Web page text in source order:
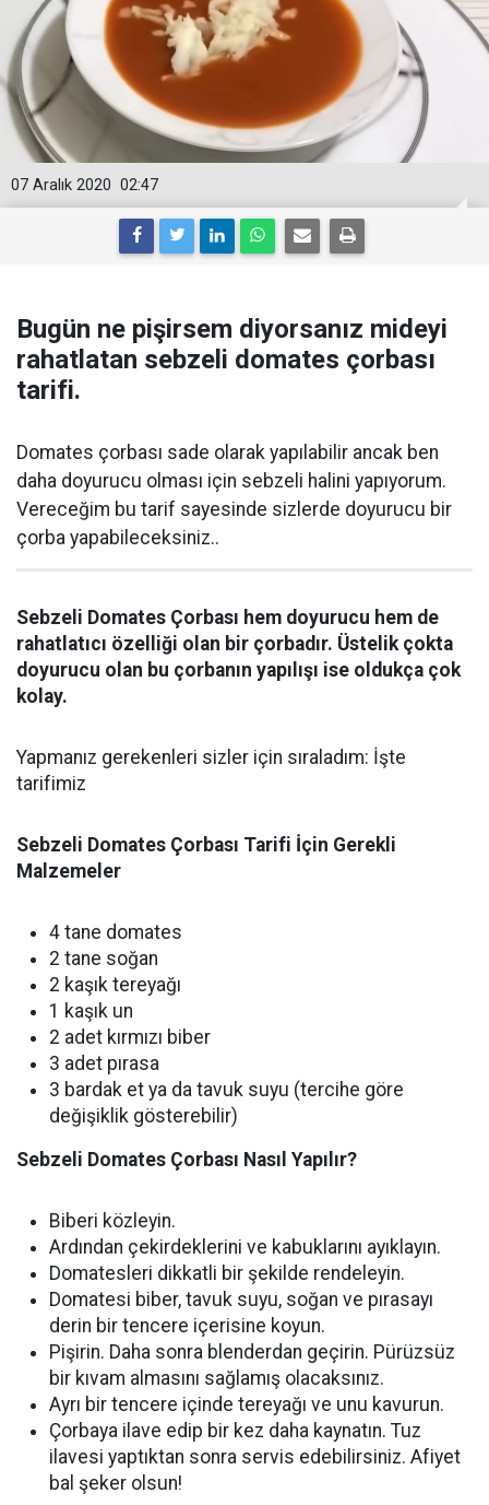
02:47
07 Aralık 2020
Bugün ne pişirsem diyorsanız mideyi
rahatlatan sebzeli domates çorbası
tarifi.
Domates çorbası sade olarak yapılabilir ancak ben
daha doyurucu olması için sebzeli halini yapıyorum.
Vereceğim bu tarif sayesinde sizlerde doyurucu bir
çorba yapabileceksiniz..
Sebzeli Domates Çorbası hem doyurucu hem de
rahatlatıcı özelliği olan bir çorbadır. Üstelik çokta
doyurucu olan bu çorbanın yapılışı ise oldukça çok
kolay.
Yapmanız gerekenleri sizler için sıraladım: İşte
tarifimiz
Sebzeli Domates Çorbası Tarifi İçin Gerekli
Malzemeler
4 tane domates
2 tane soğan
2 kaşık tereyağı
1 kaşık un
2 adet kırmızı biber
3 adet pırasa
3 bardak et ya da tavuk suyu (tercihe göre
değişiklik gösterebilir)
Sebzeli Domates Çorbası Nasıl Yapılır?
Biberi közleyin.
Ardından çekirdeklerini ve kabuklarını ayıklayın.
Domatesleri dikkatli bir şekilde rendeleyin.
Domatesi biber, tavuk suyu, soğan ve pırasayı
derin bir tencere içerisine koyun.
Pişirin. Daha sonra blenderdan geçirin. Pürüzsüz
bir kıvam almasını sağlamış olacaksınız.
Ayrı bir tencere içinde tereyağı ve unu kavurun.
Çorbaya ilave edip bir kez daha kaynatın. Tuz
ilavesi yaptıktan sonra servis edebilirsiniz. Afiyet
bal şeker olsun!